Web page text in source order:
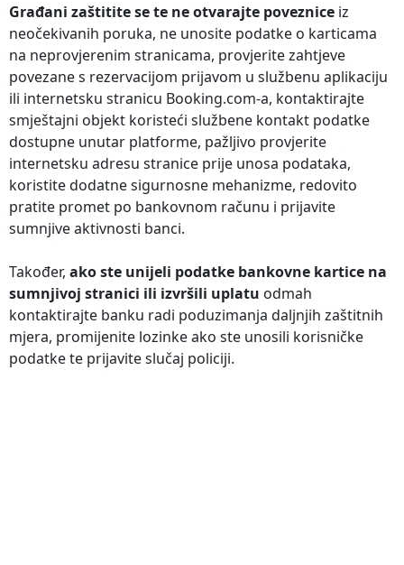
Građani zaštitite se te ne otvarajte poveznice iz
neočekivanih poruka, ne unosite podatke o karticama
na neprovjerenim stranicama, provjerite zahtjeve
povezane s rezervacijom prijavom u službenu aplikaciju
ili internetsku stranicu Booking.com-a, kontaktirajte
smještajni objekt koristeći službene kontakt podatke
dostupne unutar platforme, pažljivo provjerite
internetsku adresu stranice prije unosa podataka,
koristite dodatne sigurnosne mehanizme, redovito
pratite promet po bankovnom računu i prijavite
sumnjive aktivnosti banci.
Također, ako ste unijeli podatke bankovne kartice na
sumnjivoj stranici ili izvršili uplatu odmah
kontaktirajte banku radi poduzimanja daljnjih zaštitnih
mjera, promijenite lozinke ako ste unosili korisničke
podatke te prijavite slučaj policiji.